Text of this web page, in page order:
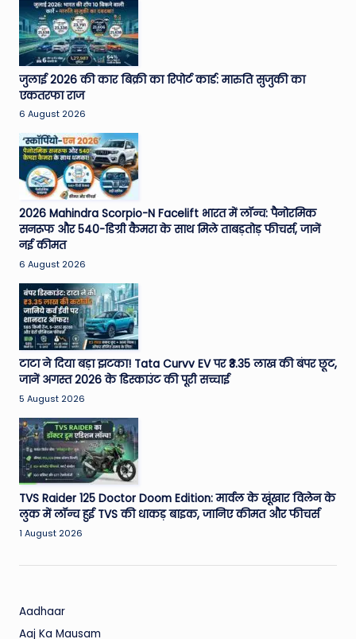
w
s
A
ro
u
n
d
T
h
e
W
o
rl
d
जुलाई 2026 की कार बिक्री का रिपोर्ट कार्ड: मारुति सुजुकी का
एकतरफा राज
6 August 2026
2026 Mahindra Scorpio-N Facelift भारत में लॉन्च: पैनोरमिक
सनरूफ और 540-डिग्री कैमरा के साथ मिले ताबड़तोड़ फीचर्स, जानें
नई कीमत
6 August 2026
टाटा ने दिया बड़ा झटका! Tata Curvv EV पर ₹3.35 लाख की बंपर छूट,
जानें अगस्त 2026 के डिस्काउंट की पूरी सच्चाई
5 August 2026
TVS Raider 125 Doctor Doom Edition: मार्वल के खूंखार विलेन के
लुक में लॉन्च हुई TVS की धाकड़ बाइक, जानिए कीमत और फीचर्स
1 August 2026
Aadhaar
Aaj Ka Mausam